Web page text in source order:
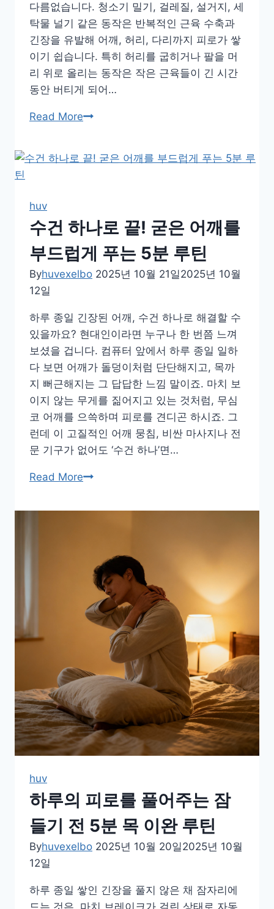
다름없습니다. 청소기 밀기, 걸레질, 설거지, 세
탁물 널기 같은 동작은 반복적인 근육 수축과
긴장을 유발해 어깨, 허리, 다리까지 피로가 쌓
이기 쉽습니다. 특히 허리를 굽히거나 팔을 머
리 위로 올리는 동작은 작은 근육들이 긴 시간
동안 버티게 되어…
Read More허
어
완
화!
집
안
후
10
분
회
복
동
작
huv
수건 하나로 끝! 굳은 어깨를
부드럽게 푸는 5분 루틴
Byhuvexelbo 2025년 10월 21일2025년 10월
12일
하루 종일 긴장된 어깨, 수건 하나로 해결할 수
있을까요? 현대인이라면 누구나 한 번쯤 느껴
보셨을 겁니다. 컴퓨터 앞에서 하루 종일 일하
다 보면 어깨가 돌덩이처럼 단단해지고, 목까
지 뻐근해지는 그 답답한 느낌 말이죠. 마치 보
이지 않는 무게를 짊어지고 있는 것처럼, 무심
코 어깨를 으쓱하며 피로를 견디곤 하시죠. 그
런데 이 고질적인 어깨 뭉침, 비싼 마사지나 전
문 기구가 없어도 ‘수건 하나’면…
Read More수
하
굳
어
깨
드
럽
게
푸
는
5
루
틴
huv
하루의 피로를 풀어주는 잠
들기 전 5분 목 이완 루틴
Byhuvexelbo 2025년 10월 20일2025년 10월
12일
하루 종일 쌓인 긴장을 풀지 않은 채 잠자리에
드는 것은, 마치 브레이크가 걸린 상태로 자동